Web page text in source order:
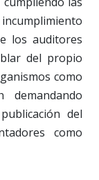
los auditores
del propio
como
del
como